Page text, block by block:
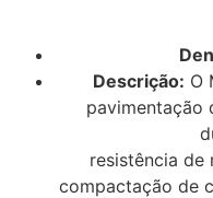
Descrição: O
pavimentação
resistência de
compactação de